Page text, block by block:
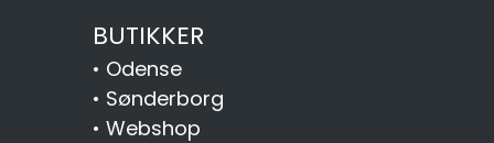
BUTIKKER
• Odense
• Sønderborg
• Webshop